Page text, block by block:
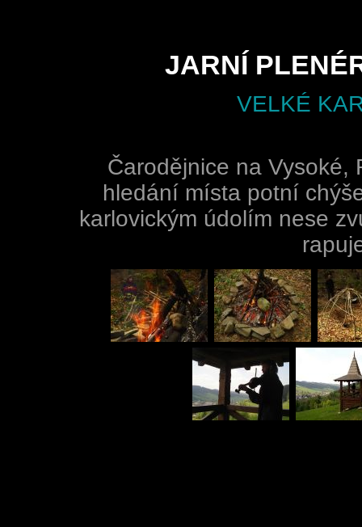
JARNÍ
VELKÉ
Čarodějnice na Vysoké,
hledání místa potní
karlovickým údolím nese